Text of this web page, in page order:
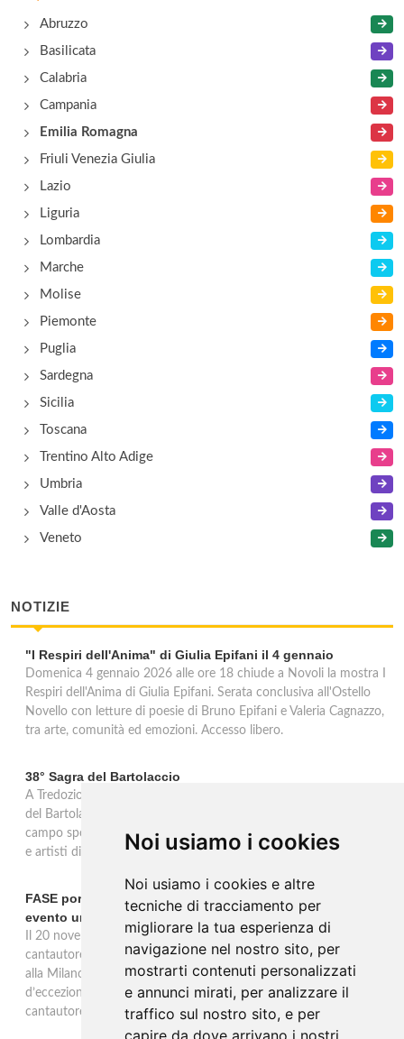
Noi usiamo i cookies
Noi usiamo i cookies e altre
tecniche di tracciamento per
migliorare la tua esperienza di
navigazione nel nostro sito, per
mostrarti contenuti personalizzati
e annunci mirati, per analizzare il
traffico sul nostro sito, e per
capire da dove arrivano i nostri
Dante
via Aurelio Nicolodi 12, Ravenna
Di Pianello
Foresteria cooperativa Edison
largo 8 Marzo , Parma
Abruzzo
Basilicata
Calabria
Campania
Emilia Romagna
Friuli Venezia Giulia
Lazio
Liguria
Lombardia
Marche
Molise
Piemonte
Puglia
Sardegna
Sicilia
Toscana
Trentino Alto Adige
Umbria
Valle d'Aosta
Veneto
NOTIZIE
"I Respiri dell'Anima" di Giulia Epifani il 4 gennaio
Domenica 4 gennaio 2026 alle ore 18 chiude a Novoli la mostra I
Respiri dell'Anima di Giulia Epifani. Serata conclusiva all'Ostello
Novello con letture di poesie di Bruno Epifani e Valeria Cagnazzo,
tra arte, comunità ed emozioni. Accesso libero.
38° Sagra del Bartolaccio
A Tredozio, borgo dell’Appennino Tosco-Romagnolo, la 38ª Sagra
del Bartolaccio anima le domeniche 2 e 9 novembre 2025: al
campo sportivo cotture alla piastra, stand tipici, mercato, musica
e artisti di strada, ingresso libero per tutta la giornata.
FASE porta la sua musica alla Milano Music Week con un
evento unico
Il 20 novembre alle 19 all’Ostello Bello Milano Duomo, il
cantautore torinese FASE sarà protagonista di un evento unico
alla Milano Music Week: un concerto e talk con ospiti
d’eccezione, tra musica, dialogo e riflessioni sul mestiere del
cantautore.